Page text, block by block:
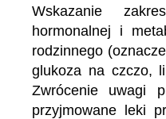
Wskazanie
hormonalnej i
rodzinnego
glukoza na czczo,
Zwrócenie uwagi
przyjmowane leki